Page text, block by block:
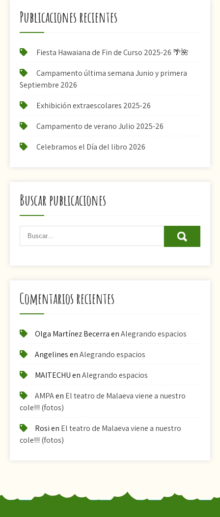
Publicaciones recientes
Fiesta Hawaiana de Fin de Curso 2025-26 🌴🌺
Campamento última semana Junio y primera
Septiembre 2026
Exhibición extraescolares 2025-26
Campamento de verano Julio 2025-26
Celebramos el Día del libro 2026
Buscar publicaciones
Comentarios recientes
Olga Martínez BecerraenAlegrando espacios
AngelinesenAlegrando espacios
MAITECHUenAlegrando espacios
AMPAen El teatro de Malaeva viene a nuestro
cole!!! (fotos)
Rosien El teatro de Malaeva viene a nuestro
cole!!! (fotos)